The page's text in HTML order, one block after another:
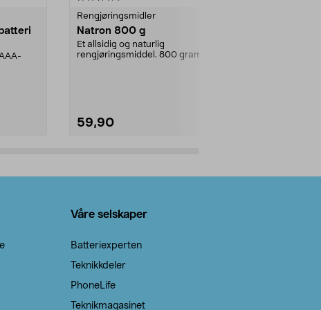
Rengjøringsmidler
Natron 800 g
Et allsidig og naturlig
rengjøringsmiddel. 800 gram
59,90
Våre selskaper
Batteriexperten
Teknikkdeler
PhoneLife
Teknikmagasinet